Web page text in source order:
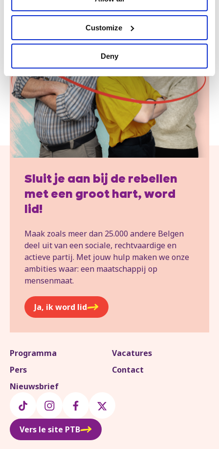
Customize
Deny
Sluit je aan bij de rebellen
met een groot hart, word
lid!
Maak zoals meer dan 25.000 andere Belgen
deel uit van een sociale, rechtvaardige en
actieve partij. Met jouw hulp maken we onze
ambities waar: een maatschappij op
mensenmaat.
Ja, ik word lid
Programma
Vacatures
Pers
Contact
Nieuwsbrief
Vers le site PTB